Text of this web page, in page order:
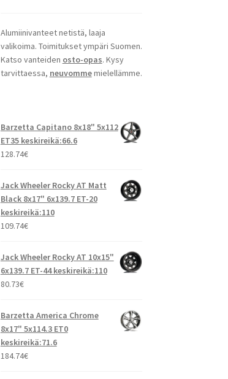
Alumiinivanteet netistä, laaja
valikoima. Toimitukset ympäri Suomen.
Katso vanteiden osto-opas. Kysy
tarvittaessa, neuvommemielellämme.
Barzetta Capitano 8x18" 5x112
ET35 keskireikä:66.6
128.74€
Jack Wheeler Rocky AT Matt
Black 8x17" 6x139.7 ET-20
keskireikä:110
109.74€
Jack Wheeler Rocky AT 10x15"
6x139.7 ET-44 keskireikä:110
80.73€
Barzetta America Chrome
8x17" 5x114.3 ET0
keskireikä:71.6
184.74€